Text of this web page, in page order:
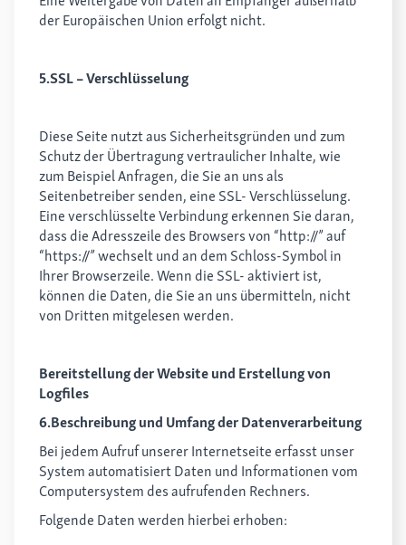
der Europäischen Union erfolgt nicht.
5.SSL – Verschlüsselung
Diese Seite nutzt aus Sicherheitsgründen und zum
Schutz der Übertragung vertraulicher Inhalte, wie
zum Beispiel Anfragen, die Sie an uns als
Seitenbetreiber senden, eine SSL- Verschlüsselung.
Eine verschlüsselte Verbindung erkennen Sie daran,
dass die Adresszeile des Browsers von “http://” auf
“https://” wechselt und an dem Schloss-Symbol in
Ihrer Browserzeile. Wenn die SSL- aktiviert ist,
können die Daten, die Sie an uns übermitteln, nicht
von Dritten mitgelesen werden.
Bereitstellung der Website und Erstellung von
Logfiles
6.Beschreibung und Umfang der Datenverarbeitung
Bei jedem Aufruf unserer Internetseite erfasst unser
System automatisiert Daten und Informationen vom
Computersystem des aufrufenden Rechners.
Folgende Daten werden hierbei erhoben: